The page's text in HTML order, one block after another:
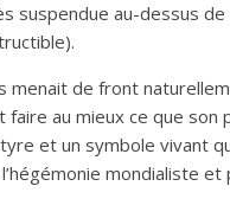
suspendue au-dessus
menait de front
au mieux ce que son
et un symbole vivant
mondialiste